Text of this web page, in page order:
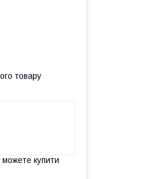
товару
можете купити